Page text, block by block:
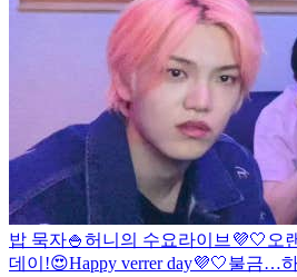
밥 묵자🍚허니의 수요라이브💜🤍 오
데이!😍Happy verrer day💜🤍불금…